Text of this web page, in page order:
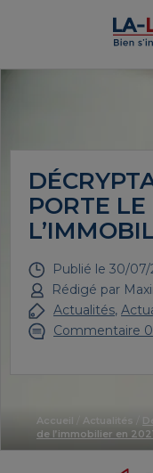
PORTE
Publié le 30/07/
Rédigé par
Actualités,
Commentaire 0
Accueil Actualités
de l’immobilier en